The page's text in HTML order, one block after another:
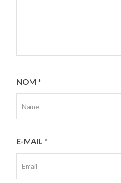
NOM *
E-MAIL *